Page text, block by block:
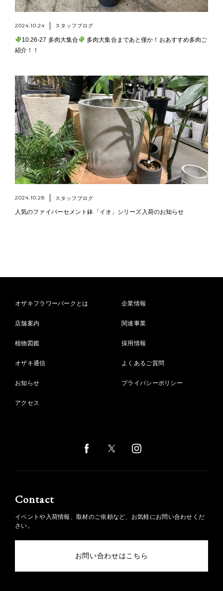
2024.10.24 スタッフブログ
10.26-27 多肉大集合
多肉大集合まであと僅か！おあすすめ多肉ご
紹介！！
2024.10.28 スタッフブログ
人気のファイバーセメント鉢「イオ」シリーズ入荷のお知らせ
オザキフラワーパークとは
店舗案内
植物図鑑
オザキ通信
お知らせ
アクセス
企業情報
関連事業
採用情報
よくあるご質問
プライバシーポリシー
Contact
イベントや入荷情報、取材のご依頼など、お気軽にお問い合わせくだ
さい。
お問い合わせはこちら